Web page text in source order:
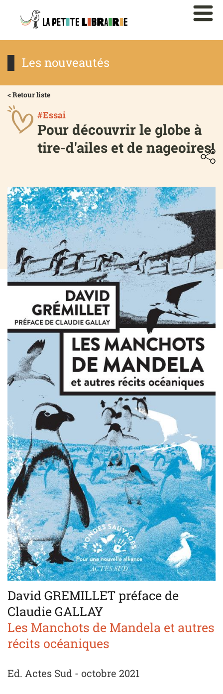
Les nouveautés
< Retour liste
#Essai
Pour découvrir le globe à
tire-d'ailes et de nageoires!
David GREMILLET préface de
Claudie GALLAY
Les Manchots de Mandela et autres
récits océaniques
Ed. Actes Sud - octobre 2021